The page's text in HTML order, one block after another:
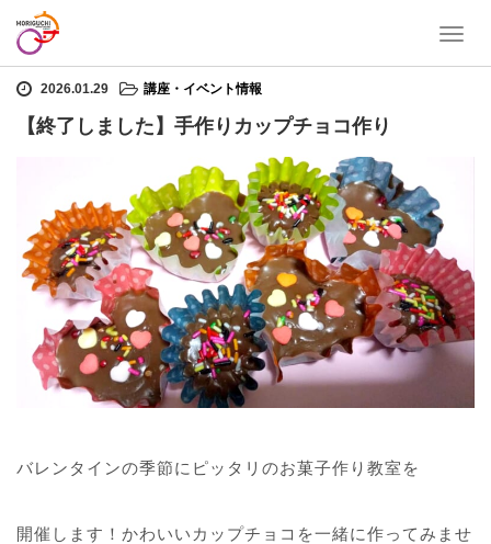
T
g
a
t
i
o
ホーム
2026.01.29 講座・イベント情報
【終了しました】手作りカップチョコ作り
バレンタインの季節にピッタリのお菓子作り教室を
開催します！かわいいカップチョコを一緒に作ってみませ